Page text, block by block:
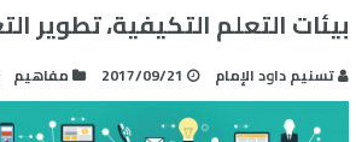
بيئات التعلم التكيفية، تطوير
تسنيم داود الإمام 2017/09/21 مفاهيم